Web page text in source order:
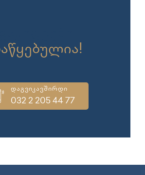
დაგვიკავშირდი
032 2 205 44 77